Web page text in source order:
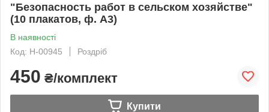
"Безопасность работ в сельском хозяйстве"
(10 плакатов, ф. А3)
В наявності
Код: Н-00945
Роздріб
450 ₴/комплект
Купити